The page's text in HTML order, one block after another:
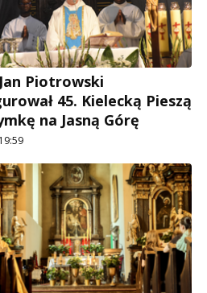
Piotrowski
45. Kielecką Pieszą
na Jasną Górę